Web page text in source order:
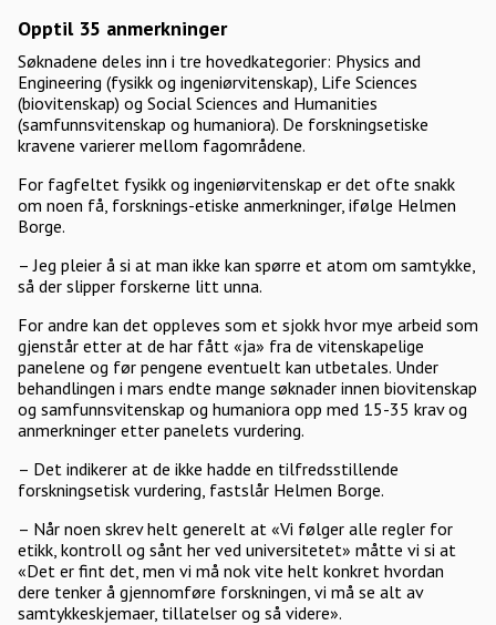
Opptil 35 anmerkninger
Søknadene deles inn i tre hovedkategorier: Physics and
Engineering (fysikk og ingeniørvitenskap), Life Sciences
(biovitenskap) og Social Sciences and Humanities
(samfunnsvitenskap og humaniora). De forskningsetiske
kravene varierer mellom fagområdene.
For fagfeltet fysikk og ingeniørvitenskap er det ofte snakk
om noen få, forsknings-etiske anmerkninger, ifølge Helmen
Borge.
– Jeg pleier å si at man ikke kan spørre et atom om samtykke,
så der slipper forskerne litt unna.
For andre kan det oppleves som et sjokk hvor mye arbeid som
gjenstår etter at de har fått «ja» fra de vitenskapelige
panelene og før pengene eventuelt kan utbetales. Under
behandlingen i mars endte mange søknader innen biovitenskap
og samfunnsvitenskap og humaniora opp med 15-35 krav og
anmerkninger etter panelets vurdering.
– Det indikerer at de ikke hadde en tilfredsstillende
forskningsetisk vurdering, fastslår Helmen Borge.
– Når noen skrev helt generelt at «Vi følger alle regler for
etikk, kontroll og sånt her ved universitetet» måtte vi si at
«Det er fint det, men vi må nok vite helt konkret hvordan
dere tenker å gjennomføre forskningen, vi må se alt av
samtykkeskjemaer, tillatelser og så videre».